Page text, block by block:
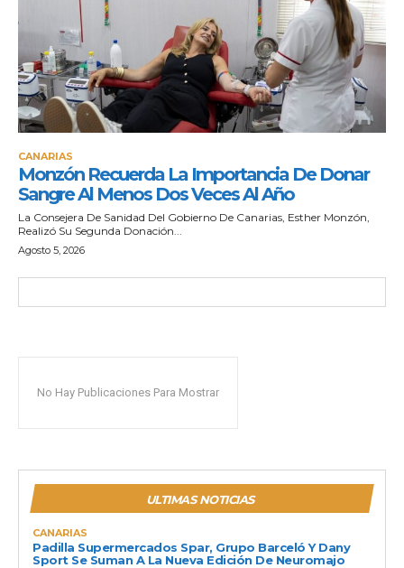
CANARIAS
Monzón Recuerda La Importancia De Donar
Sangre Al Menos Dos Veces Al Año
La Consejera De Sanidad Del Gobierno De Canarias, Esther Monzón,
Realizó Su Segunda Donación...
Agosto 5, 2026
No Hay Publicaciones Para Mostrar
ULTIMAS NOTICIAS
CANARIAS
Padilla Supermercados Spar, Grupo Barceló Y Dany
Sport Se Suman A La Nueva Edición De Neuromajo